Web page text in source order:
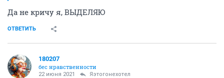
Да не кричу я, ВЫДЕЛЯЮ
ОТВЕТИТЬ
180207
бес нравственности
22 июня 2021 Яэтогонехотел